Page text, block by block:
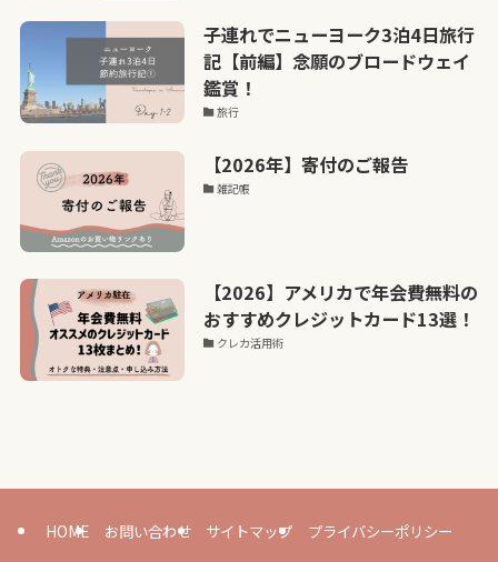
子連れでニューヨーク3泊4日旅行
記【前編】念願のブロードウェイ
鑑賞！
旅行
【2026年】寄付のご報告
雑記帳
【2026】アメリカで年会費無料の
おすすめクレジットカード13選！
クレカ活用術
HOME お問い合わせ サイトマップ プライバシーポリシー